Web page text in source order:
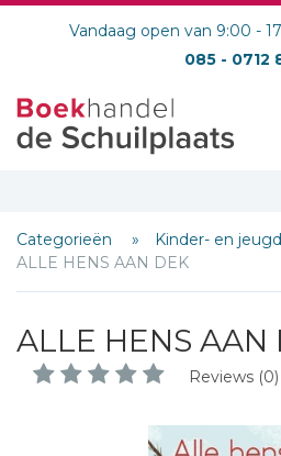
Vandaag open van 9:00 -
085 - 0712
Categorieën
Kinder- en
ALLE HENS AAN DEK
ALLE HENS AAN
Reviews (0)